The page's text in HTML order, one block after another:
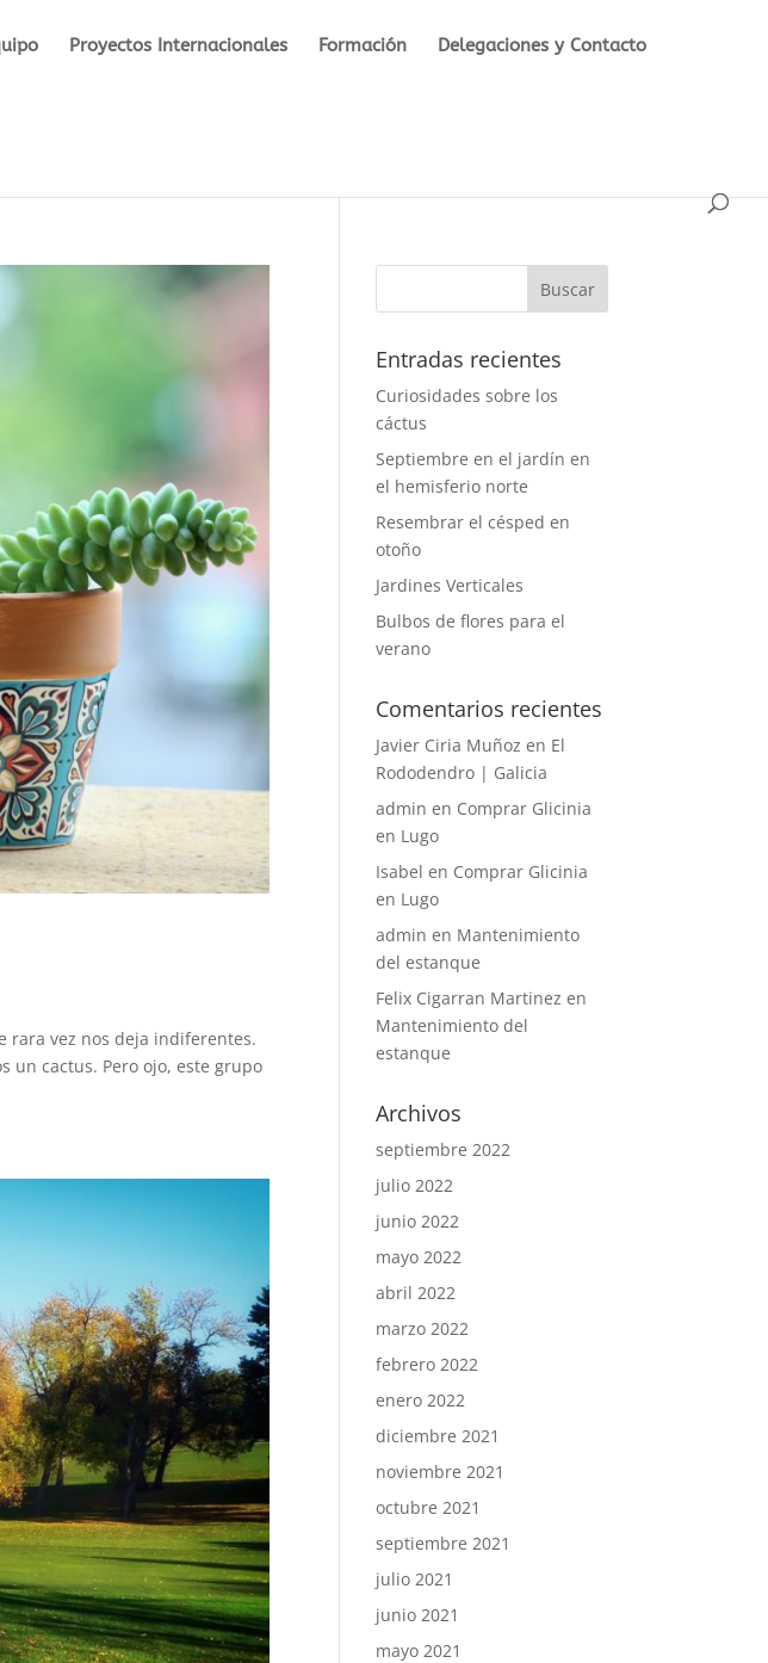
Proyectos Internacionales Formación Delegaciones y Contacto
rara vez nos deja indiferentes.
un cactus. Pero ojo, este grupo
Entradas recientes
Curiosidades sobre los
cáctus
Septiembre en el jardín en
el hemisferio norte
Resembrar el césped en
otoño
Jardines Verticales
Bulbos de flores para el
verano
Comentarios recientes
Javier Ciria Muñoz en El
Rododendro | Galicia
admin en Comprar Glicinia
en Lugo
Isabel en Comprar Glicinia
en Lugo
admin en Mantenimiento
del estanque
Felix Cigarran Martinez en
Mantenimiento del
estanque
Archivos
septiembre 2022
julio 2022
junio 2022
mayo 2022
abril 2022
marzo 2022
febrero 2022
enero 2022
diciembre 2021
noviembre 2021
octubre 2021
septiembre 2021
julio 2021
junio 2021
mayo 2021